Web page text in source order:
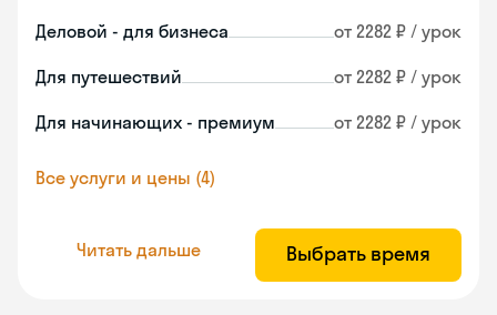
Деловой - для бизнеса от 2282 ₽ / урок
Для путешествий от 2282 ₽ / урок
Для начинающих - премиум от 2282 ₽ / урок
Все услуги и цены (4)
Читать дальше Выбрать время